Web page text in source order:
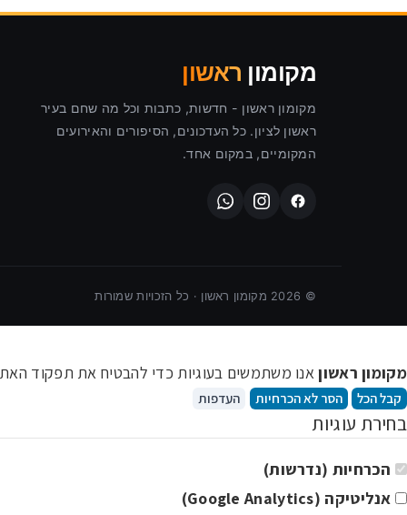
קבוצות וואטסאפ
מקומון ראשון
מקומון ראשון - חדשות, כתבות וכל מה שחם בעיר
ראשון לציון. כל העדכונים, הסיפורים והאירועים
המקומיים, במקום אחד.
©
2026 מקומון ראשון · כל הזכויות שמורות
מקומון ראשוןאנו משתמשים בעוגיות כדי להבטיח את תפקוד
קבל הכל הסר לא הכרחיות העדפות
בחירת עוגיות
הכרחיות (נדרשות)
אנליטיקה (Google Analytics)